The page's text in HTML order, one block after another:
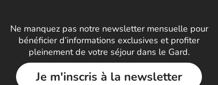
Ne manquez pas notre newsletter mensuelle pour
bénéficier d’informations exclusives et profiter
pleinement de votre séjour dans le Gard.
Je m'inscris à la newsletter